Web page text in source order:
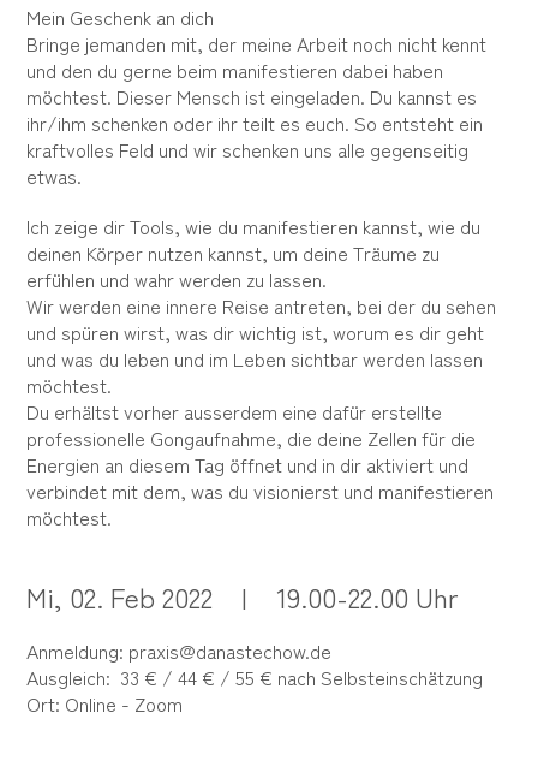
Mein Geschenk an dich
Bringe jemanden mit, der meine Arbeit noch nicht kennt
und den du gerne beim manifestieren dabei haben
möchtest. Dieser Mensch ist eingeladen. Du kannst es
ihr/ihm schenken oder ihr teilt es euch. So entsteht ein
kraftvolles Feld und wir schenken uns alle gegenseitig
etwas.
Ich zeige dir Tools, wie du manifestieren kannst, wie du
deinen Körper nutzen kannst, um deine Träume zu
erfühlen und wahr werden zu lassen.
Wir werden eine innere Reise antreten, bei der du sehen
und spüren wirst, was dir wichtig ist, worum es dir geht
und was du leben und im Leben sichtbar werden lassen
möchtest.
Du erhältst vorher ausserdem eine dafür erstellte
professionelle Gongaufnahme, die deine Zellen für die
Energien an diesem Tag öffnet und in dir aktiviert und
verbindet mit dem, was du visionierst und manifestieren
möchtest.
Mi, 02. Feb 2022 | 19.00-22.00 Uhr
Anmeldung: praxis@danastechow.de
Ausgleich: 33 € / 44 € / 55 € nach Selbsteinschätzung
Ort: Online - Zoom